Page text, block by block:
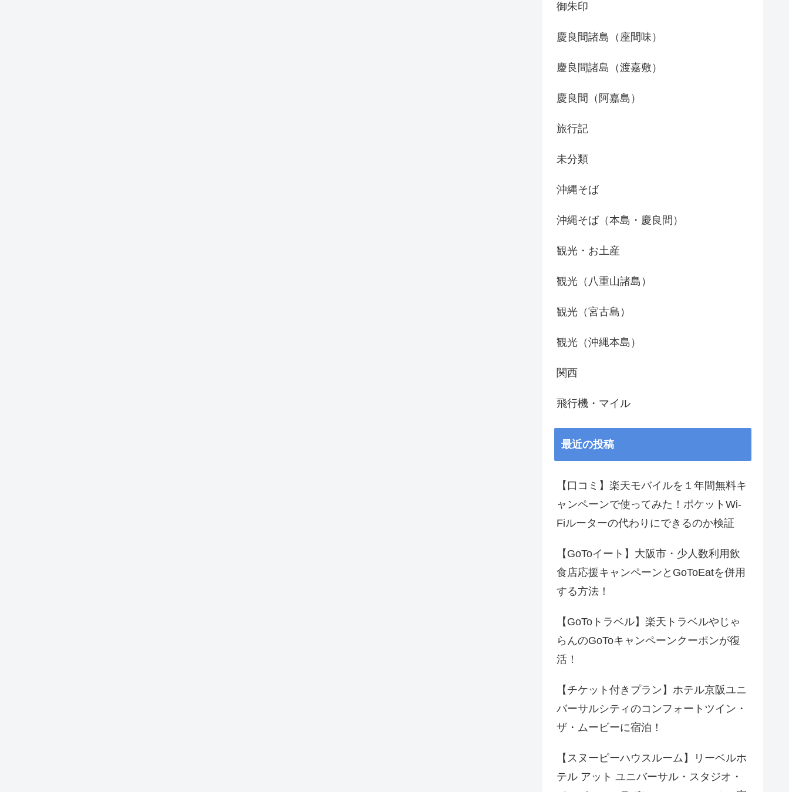
御朱印
慶良間諸島（座間味）
慶良間諸島（渡嘉敷）
慶良間（阿嘉島）
旅行記
未分類
沖縄そば
沖縄そば（本島・慶良間）
観光・お土産
観光（八重山諸島）
観光（宮古島）
観光（沖縄本島）
関西
飛行機・マイル
最近の投稿
【口コミ】楽天モバイルを１年間無料キ
ャンペーンで使ってみた！ポケットWi-
Fiルーターの代わりにできるのか検証
【GoToイート】大阪市・少人数利用飲
食店応援キャンペーンとGoToEatを併用
する方法！
【GoToトラベル】楽天トラベルやじゃ
らんのGoToキャンペーンクーポンが復
活！
【チケット付きプラン】ホテル京阪ユニ
バーサルシティのコンフォートツイン・
ザ・ムービーに宿泊！
【スヌーピーハウスルーム】リーベルホ
テル アット ユニバーサル・スタジオ・